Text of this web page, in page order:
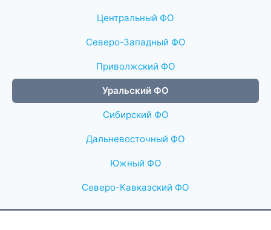
Центральный ФО
Северо-Западный ФО
Приволжский ФО
Уральский ФО
Сибирский ФО
Дальневосточный ФО
Южный ФО
Северо-Кавказский ФО